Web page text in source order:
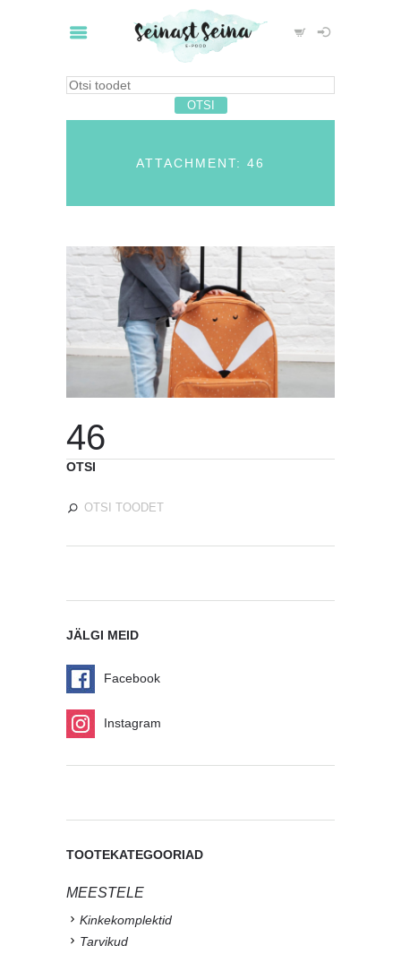
ATTACHMENT: 46
46
OTSI
JÄLGI MEID
Facebook
Instagram
TOOTEKATEGOORIAD
MEESTELE
Kinkekomplektid
Tarvikud